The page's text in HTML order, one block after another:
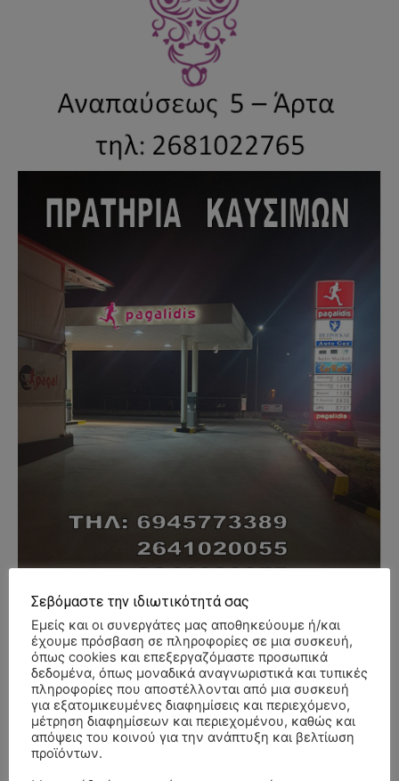
- Advertisment -
Σεβόμαστε την ιδιωτικότητά σας
Εμείς και οι συνεργάτες μας αποθηκεύουμε ή/και
έχουμε πρόσβαση σε πληροφορίες σε μια συσκευή,
όπως cookies και επεξεργαζόμαστε προσωπικά
δεδομένα, όπως μοναδικά αναγνωριστικά και τυπικές
πληροφορίες που αποστέλλονται από μια συσκευή
για εξατομικευμένες διαφημίσεις και περιεχόμενο,
μέτρηση διαφημίσεων και περιεχομένου, καθώς και
απόψεις του κοινού για την ανάπτυξη και βελτίωση
προϊόντων.